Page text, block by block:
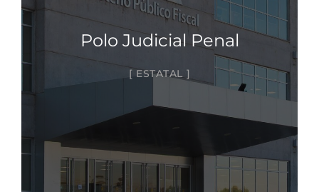
Polo Judicial Penal
ESTATAL